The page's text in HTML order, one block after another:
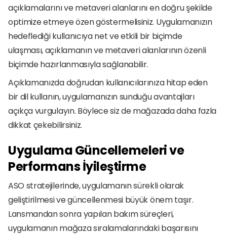
açıklamalarını ve metaveri alanlarını en doğru şekilde
optimize etmeye özen göstermelisiniz. Uygulamanızın
hedeflediği kullanıcıya net ve etkili bir biçimde
ulaşması, açıklamanın ve metaveri alanlarının özenli
biçimde hazırlanmasıyla sağlanabilir.
Açıklamanızda doğrudan kullanıcılarınıza hitap eden
bir dil kullanın, uygulamanızın sunduğu avantajları
açıkça vurgulayın. Böylece siz de mağazada daha fazla
dikkat çekebilirsiniz.
Uygulama Güncellemeleri ve
Performans İyileştirme
ASO stratejilerinde, uygulamanın sürekli olarak
geliştirilmesi ve güncellenmesi büyük önem taşır.
Lansmandan sonra yapılan bakım süreçleri,
uygulamanın mağaza sıralamalarındaki başarısını